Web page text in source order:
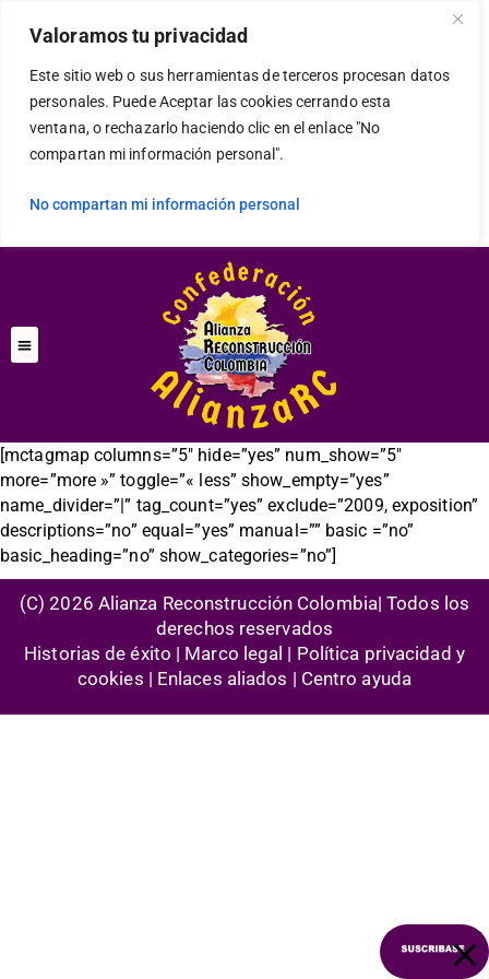
Valoramos tu privacidad
Este sitio web o sus herramientas de terceros procesan datos
personales. Puede Aceptar las cookies cerrando esta
ventana, o rechazarlo haciendo clic en el enlace "No
compartan mi información personal".
No compartan mi información personal
[mctagmap columns=”5″ hide=”yes” num_show=”5″
more=”more »” toggle=”« less” show_empty=”yes”
name_divider=”|” tag_count=”yes” exclude=”2009, exposition”
descriptions=”no” equal=”yes” manual=”” basic =”no”
basic_heading=”no” show_categories=”no”]
(C) 2026 Alianza Reconstrucción Colombia| Todos los
derechos reservados
Historias de éxito | Marco legal | Política privacidad y
cookies | Enlaces aliados | Centro ayuda